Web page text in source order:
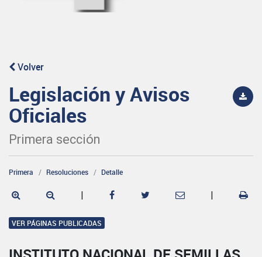
Volver
Legislación y Avisos
Oficiales
Primera sección
Primera Resoluciones Detalle
| |
VER PÁGINAS PUBLICADAS